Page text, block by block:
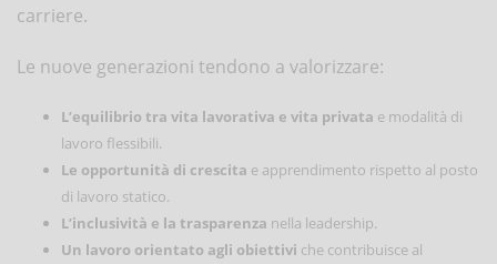
carriere.
Le nuove generazioni tendono a valorizzare:
L’equilibrio tra vita lavorativa e vita privata e modalità di
lavoro flessibili.
Le opportunità di crescita e apprendimento rispetto al posto
di lavoro statico.
L’inclusività e la trasparenza nella leadership.
Un lavoro orientato agli obiettivi che contribuisce al